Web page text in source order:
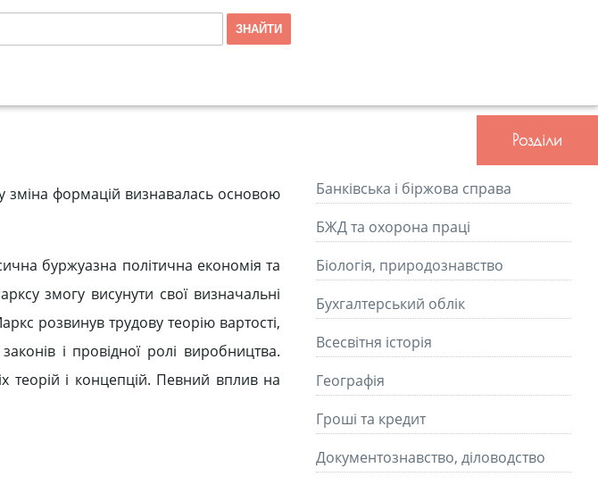
зміна формацій визнавалась основою
буржуазна політична економія та
змогу висунути свої визначальні
розвинув трудову теорію вартості,
і провідної ролі виробництва.
теорій і концепцій. Певний вплив на
Розділи
Банківська і біржова справа
БЖД та охорона праці
Біологія, природознавство
Бухгалтерський облік
Всесвітня історія
Географія
Гроші та кредит
Документознавство, діловодство